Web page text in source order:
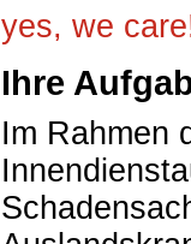
yes, we
Ihre
Im Rahmen